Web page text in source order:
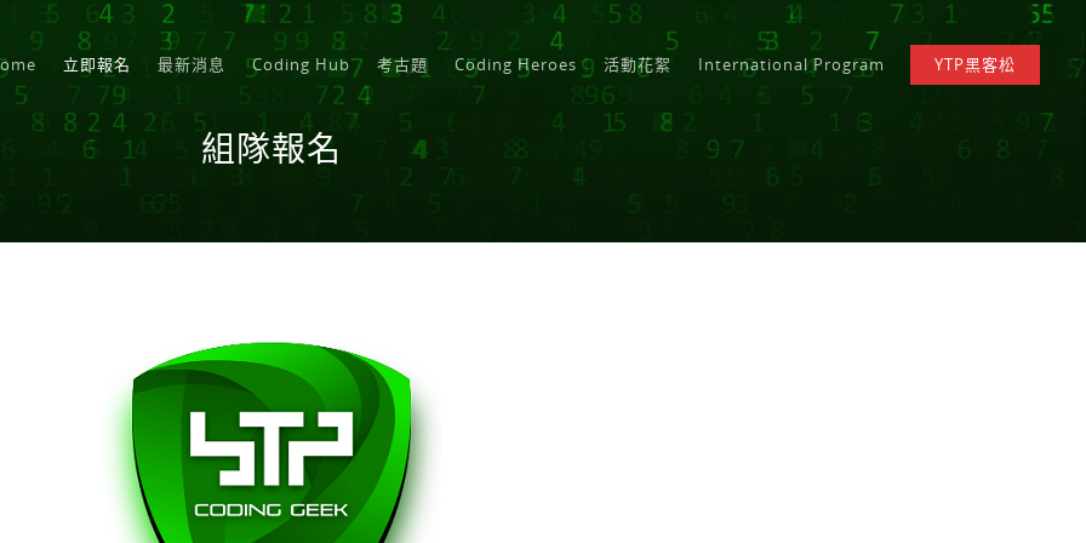
立即報名 最新消息 Coding Hub 考古題 Coding Heroes 活動花絮 International Program YTP黑客松
組隊報名